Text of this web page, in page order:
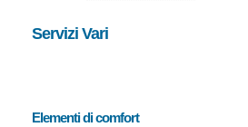
Servizi Vari
Elementi di comfort